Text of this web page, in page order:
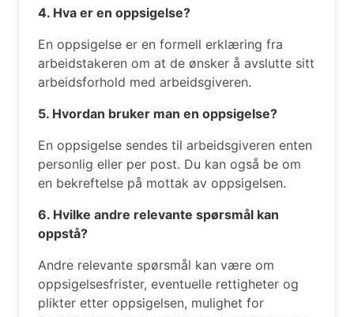
4. Hva er en oppsigelse?
En oppsigelse er en formell erklæring fra
arbeidstakeren om at de ønsker å avslutte sitt
arbeidsforhold med arbeidsgiveren.
5. Hvordan bruker man en oppsigelse?
En oppsigelse sendes til arbeidsgiveren enten
personlig eller per post. Du kan også be om
en bekreftelse på mottak av oppsigelsen.
6. Hvilke andre relevante spørsmål kan
oppstå?
Andre relevante spørsmål kan være om
oppsigelsesfrister, eventuelle rettigheter og
plikter etter oppsigelsen, mulighet for